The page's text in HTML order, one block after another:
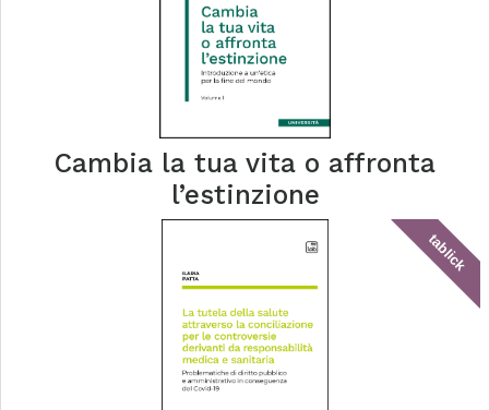
Cambia la tua vita o affronta
l’estinzione
tablick